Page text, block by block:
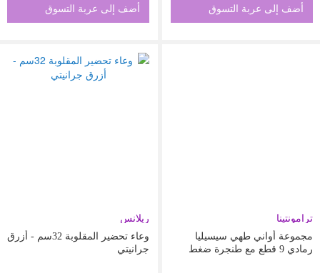
أضف إلى عربة التسوق أضف إلى عربة التسوق
ترامونتينا
مجموعة أواني طهي سيسيليا
رمادي 9 قطع مع طنجرة ضغط
ريلانس
وعاء تحضير المقلوبة 32سم - أزرق
جرانيتي